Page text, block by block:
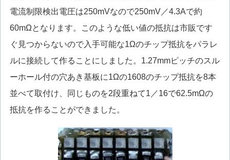
電流制限検出電圧は250mVなので250mV／4.3Aで約
60mΩとなります。このような低い値の抵抗は市販です
ぐ見つからないので入手可能な1Ωのチップ抵抗をパラレ
ルに接続して作ることにしました。1.27mmピッチのスル
ーホール付の穴あき基板に1Ωの1608のチップ抵抗を8本
並べて取付け、同じものを2段重ねて1／16で62.5mΩの
抵抗を作ることができました。